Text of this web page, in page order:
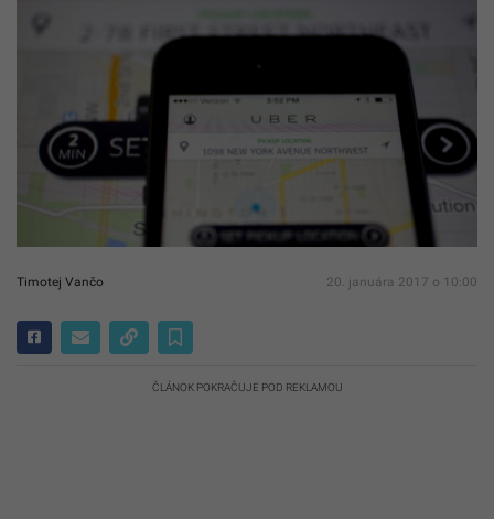
Timotej Vančo 20. januára 2017 o 10:00
ČLÁNOK POKRAČUJE POD REKLAMOU